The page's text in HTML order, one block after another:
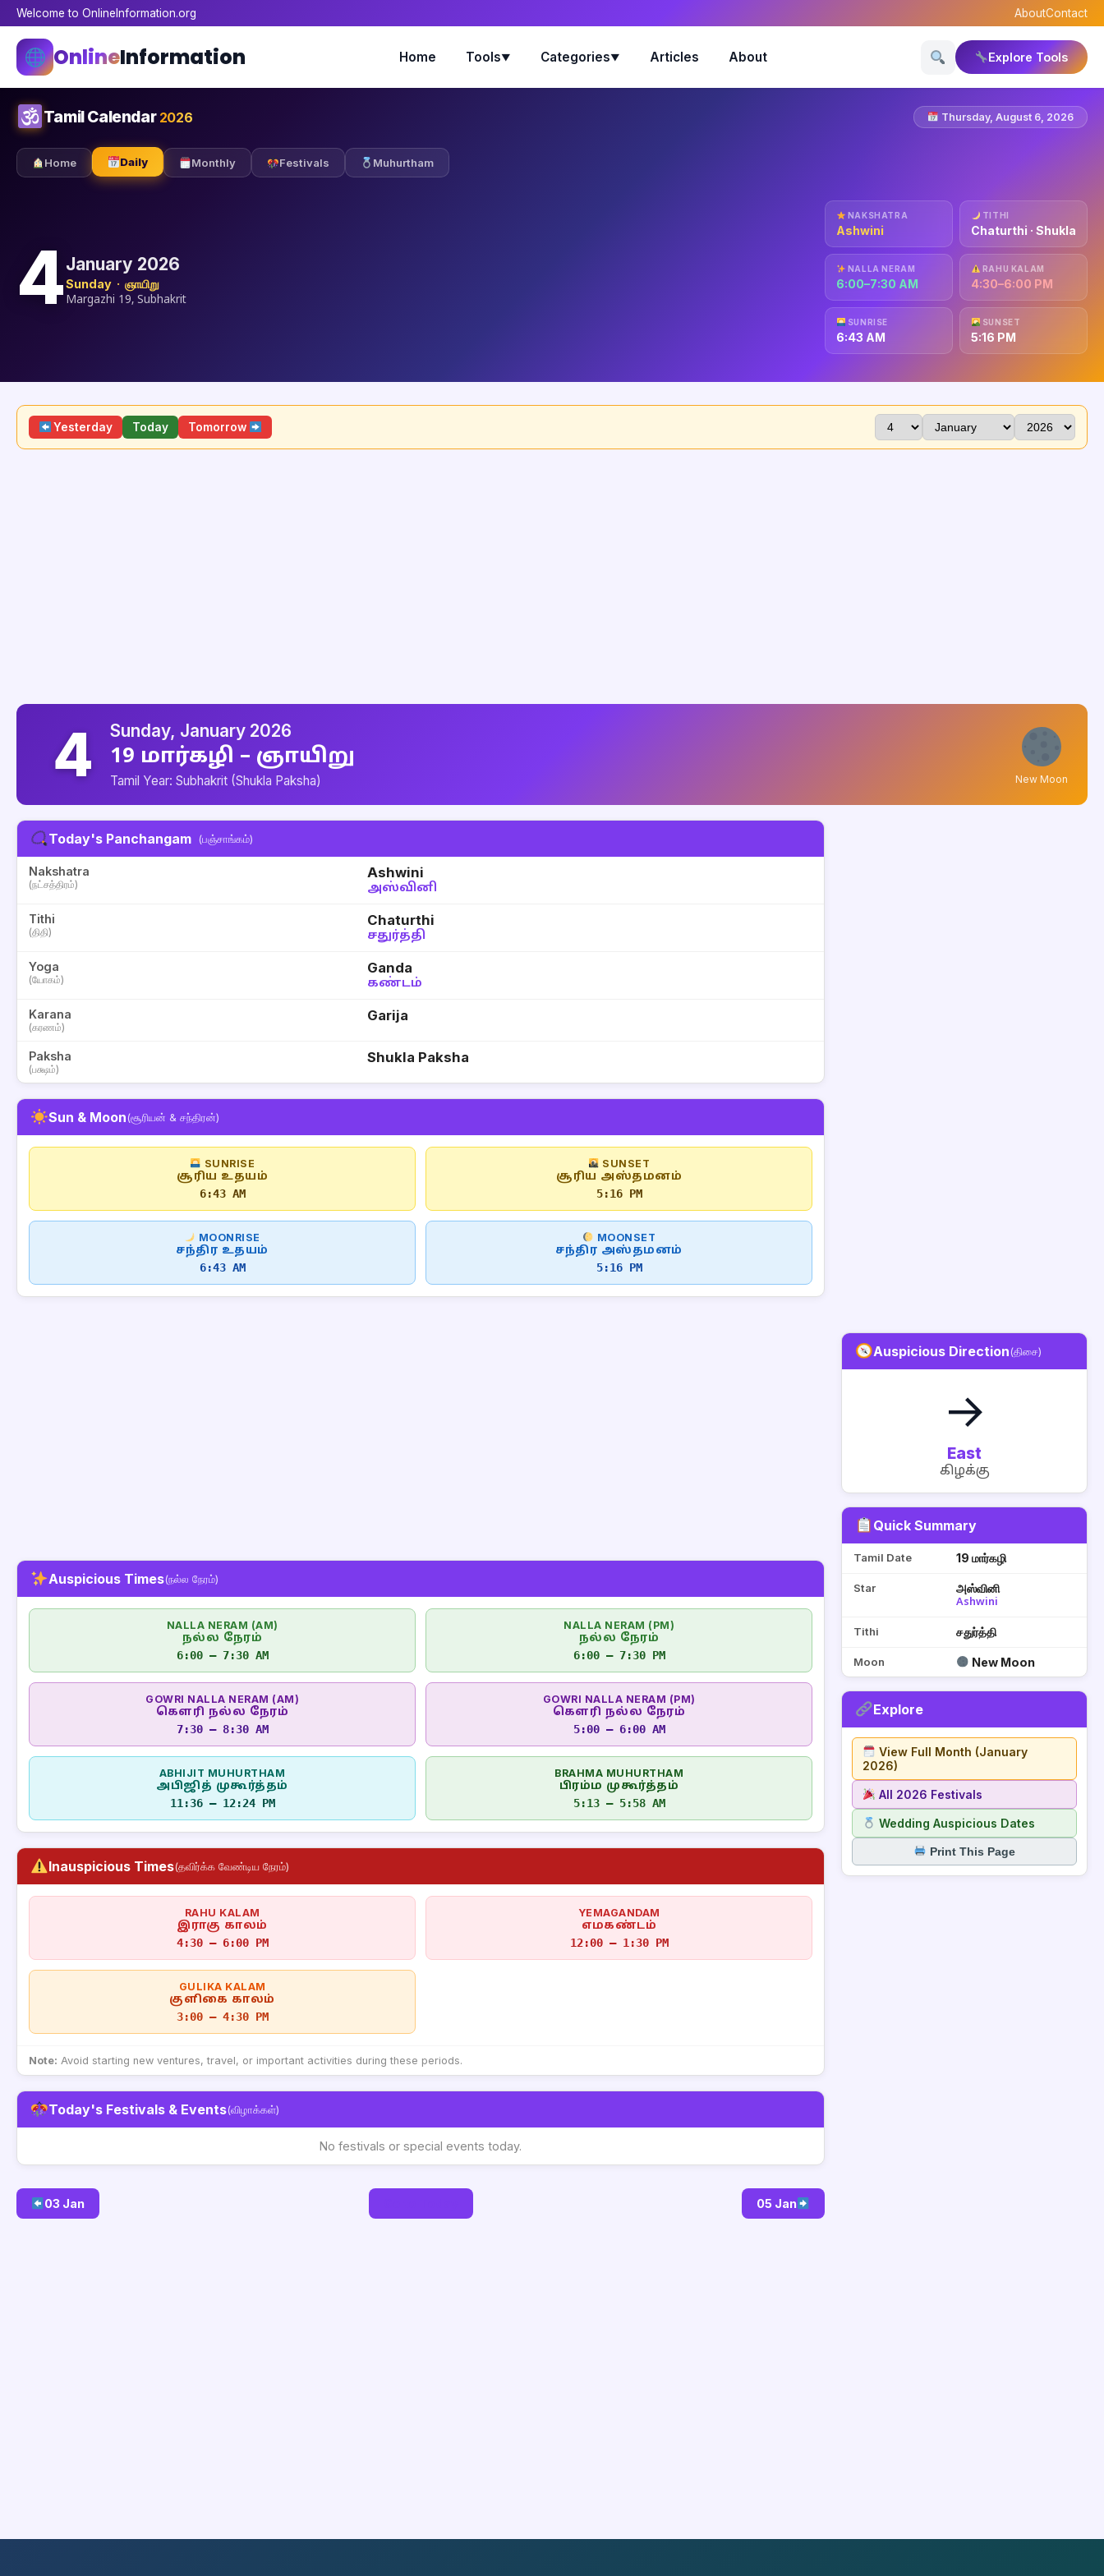
Welcome to OnlineInformation.org AboutContact
OnlineInformation Home Tools▼ Categories▼ Articles About Explore Tools
Tamil Calendar 2026 Thursday, August 6, 2026
Home Daily Monthly Festivals Muhurtham
4January 2026
Sunday · ஞாயிறு
Margazhi 19, Subhakrit
NAKSHATRA
Ashwini
TITHI
Chaturthi · Shukla
NALLA NERAM
6:00–7:30 AM
RAHU KALAM
4:30–6:00 PM
SUNRISE
6:43 AM
SUNSET
5:16 PM
Yesterday Today Tomorrow
4 Sunday, January 2026
19 மார்கழி – ஞாயிறு
Tamil Year: Subhakrit (Shukla Paksha) New Moon
Today's Panchangam (பஞ்சாங்கம்)
Nakshatra
(நட்சத்திரம்)
Ashwini
அஸ்வினி
Tithi
(திதி)
Chaturthi
சதுர்த்தி
Yoga
(யோகம்)
Ganda
கண்டம்
Karana
(கரணம்)
Garija
Paksha
(பக்ஷம்)
Shukla Paksha
Sun & Moon(சூரியன் & சந்திரன்)
SUNRISE
சூரிய உதயம்
6:43 AM
SUNSET
சூரிய அஸ்தமனம்
5:16 PM
MOONRISE
சந்திர உதயம்
6:43 AM
MOONSET
சந்திர அஸ்தமனம்
5:16 PM
Auspicious Times(நல்ல நேரம்)
NALLA NERAM (AM)
நல்ல நேரம்
6:00 – 7:30 AM
NALLA NERAM (PM)
நல்ல நேரம்
6:00 – 7:30 PM
GOWRI NALLA NERAM (AM)
கௌரி நல்ல நேரம்
7:30 – 8:30 AM
GOWRI NALLA NERAM (PM)
கௌரி நல்ல நேரம்
5:00 – 6:00 AM
ABHIJIT MUHURTHAM
அபிஜித் முகூர்த்தம்
11:36 – 12:24 PM
BRAHMA MUHURTHAM
பிரம்ம முகூர்த்தம்
5:13 – 5:58 AM
Inauspicious Times(தவிர்க்க வேண்டிய நேரம்)
RAHU KALAM
இராகு காலம்
4:30 – 6:00 PM
YEMAGANDAM
எமகண்டம்
12:00 – 1:30 PM
GULIKA KALAM
குளிகை காலம்
3:00 – 4:30 PM
Note: Avoid starting new ventures, travel, or important activities during these periods.
Today's Festivals & Events(விழாக்கள்)
No festivals or special events today.
03 Jan 05 Jan
Auspicious Direction(திசை)
→
East
கிழக்கு
Quick Summary
Tamil Date 19 மார்கழி
Star அஸ்வினி
Ashwini
Tithi சதுர்த்தி
Moon New Moon
Explore
View Full Month (January
2026)
All 2026 Festivals
Wedding Auspicious Dates
Print This Page